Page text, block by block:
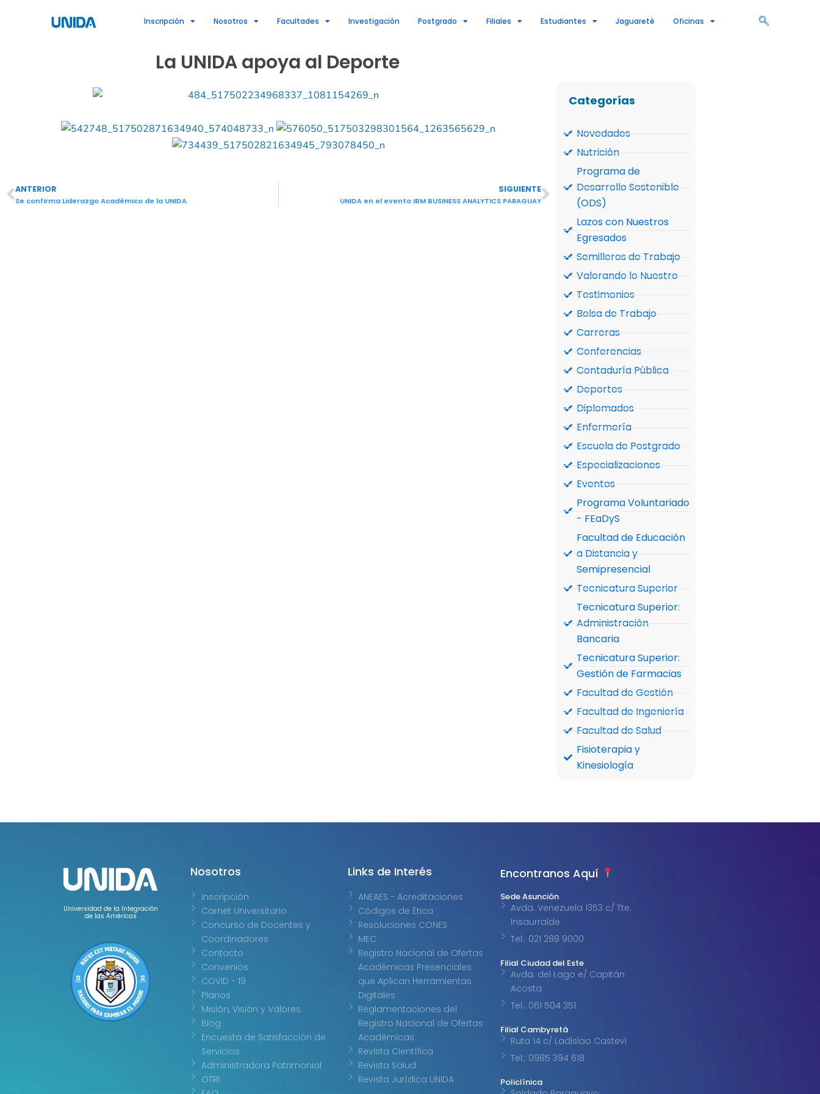
Inscripción Nosotros Facultades Investigación Postgrado Filiales Estudiantes Jaguareté Oficinas
La UNIDA apoya al Deporte
Ant
ANTERIOR
Se confirma Liderazgo Académico de la UNIDA
SIGUIENTE
UNIDA en el evento IBM BUSINESS ANALYTICS PARAGUAYSiguiente
Categorías
Novedades
Nutrición
Programa de
Desarrollo Sostenible
(ODS)
Lazos con Nuestros
Egresados
Semilleros de Trabajo
Valorando lo Nuestro
Testimonios
Bolsa de Trabajo
Carreras
Conferencias
Contaduría Pública
Deportes
Diplomados
Enfermería
Escuela de Postgrado
Especializaciones
Eventos
Programa Voluntariado
- FEaDyS
Facultad de Educación
a Distancia y
Semipresencial
Tecnicatura Superior
Tecnicatura Superior:
Administración
Bancaria
Tecnicatura Superior:
Gestión de Farmacias
Facultad de Gestión
Facultad de Ingeniería
Facultad de Salud
Fisioterapia y
Kinesiología
Universidad de la Integración
de las Américas
Nosotros
Inscripción
Carnet Universitario
Concurso de Docentes y
Coordinadores
Contacto
Convenios
COVID - 19
Planos
Misión, Visión y Valores
Blog
Encuesta de Satisfacción de
Servicios
Administradora Patrimonial
OTRI
Links de Interés
ANEAES - Acreditaciones
Códigos de Ética
Resoluciones CONES
MEC
Registro Nacional de Ofertas
Académicas Presenciales
que Aplican Herramientas
Digitales
Reglamentaciones del
Registro Nacional de Ofertas
Académicas
Revista Científica
Revista Salud
Revista Jurídica UNIDA
Encontranos Aquí
Sede Asunción
Avda. Venezuela 1353 c/ Tte.
Insaurralde
Tel.: 021 288 9000
Filial Ciudad del Este
Avda. del Lago e/ Capitán
Acosta
Tel.: 061 504 351
Filial Cambyretá
Ruta 14 c/ Ladislao Castevi
Tel.: 0985 394 618
Policlínica
Soldado Paraguayo